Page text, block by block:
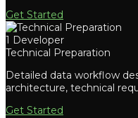
Get Started
1 Developer
Technical Preparation
Detailed data workflow
architecture, technical
Get Started